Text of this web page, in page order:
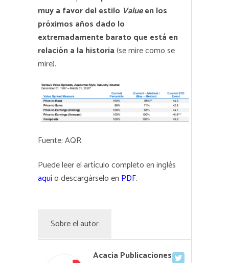
muy a favor del estilo Valueen los
próximos años dado lo
extremadamente barato que está en
relación a la historia(se mire como se
mire).
Fuente: AQR.
Puede leer el artículo completo en inglés
aquío descargárselo en PDF.
Sobre el autor
Acacia Publicaciones